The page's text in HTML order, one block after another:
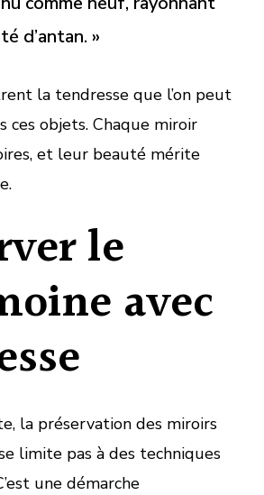
d’antan. »
la tendresse que l’on peut
ces objets. Chaque miroir
et leur beauté mérite
le
avec
la préservation des miroirs
limite pas à des techniques
une démarche